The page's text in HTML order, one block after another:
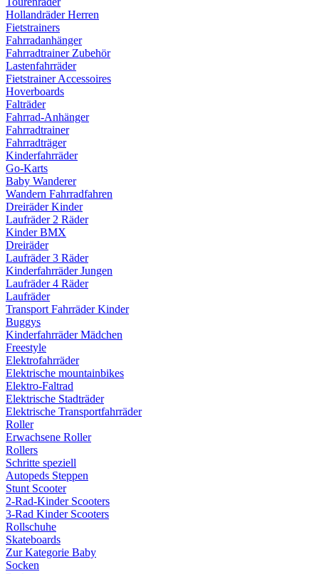
Hollandräder Herren
Fietstrainers
Fahrradanhänger
Fahrradtrainer Zubehör
Lastenfahrräder
Fietstrainer Accessoires
Hoverboards
Falträder
Fahrrad-Anhänger
Fahrradtrainer
Fahrradträger
Kinderfahrräder
Go-Karts
Baby Wanderer
Wandern Fahrradfahren
Dreiräder Kinder
Laufräder 2 Räder
Kinder BMX
Dreiräder
Laufräder 3 Räder
Kinderfahrräder Jungen
Laufräder 4 Räder
Laufräder
Transport Fahrräder Kinder
Buggys
Kinderfahrräder Mädchen
Freestyle
Elektrofahrräder
Elektrische mountainbikes
Elektro-Faltrad
Elektrische Stadträder
Elektrische Transportfahrräder
Roller
Erwachsene Roller
Rollers
Schritte speziell
Autopeds Steppen
Stunt Scooter
2-Rad-Kinder Scooters
3-Rad Kinder Scooters
Rollschuhe
Skateboards
Zur Kategorie Baby
Socken